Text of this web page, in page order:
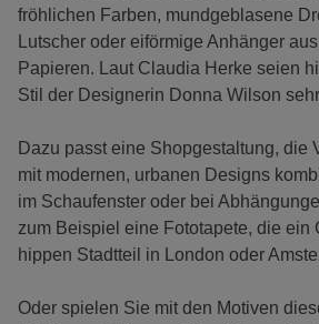
fröhlichen Farben, mundgeblasene
Lutscher oder eiförmige Anhänger
Papieren. Laut Claudia Herke seien
Stil der Designerin Donna Wilson
Dazu passt eine Shopgestaltung, die
mit modernen, urbanen Designs
im Schaufenster oder bei
zum Beispiel eine Fototapete, die ein
hippen Stadtteil in London oder
Oder spielen Sie mit den Motiven